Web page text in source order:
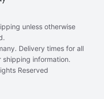
unless otherwise
Delivery times for all
shipping information.
Reserved